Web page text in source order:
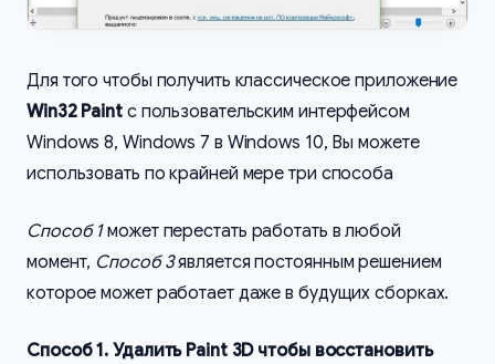
Для того чтобы получить классическое приложение
Win32 Paintс пользовательским интерфейсом
Windows 8, Windows 7 в Windows 10, Вы можете
использовать по крайней мере три способа
Способ 1может перестать работать в любой
момент, Способ 3является постоянным решением
которое может работает даже в будущих сборках.
Способ 1. Удалить Paint 3D чтобы восстановить